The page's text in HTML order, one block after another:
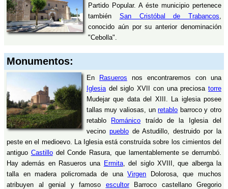
Partido Popular. A éste municipio pertenece
también San Cristóbal de Trabancos,
conocido aún por su anterior denominación
"Cebolla".
Monumentos:
En Rasueros nos encontraremos con una
Iglesiadel siglo XVII con una preciosa torre
Mudejar que data del XIII. La iglesia posee
tallas muy valiosas, unretablo barroco y otro
retablo
Románico traído de la Iglesia del
vecino pueblode Astudillo, destruido por la
peste en el medioevo. La Iglesia está construída sobre los cimientos del
antiguo Castillodel Conde Rasura, que lamentablemente se derrumbó.
Hay además en Rasueros una Ermita, del siglo XVIII, que alberga la
talla en madera policromada de unaVirgen Dolorosa, que muchos
atribuyen al genial y famoso escultorBarroco castellano Gregorio